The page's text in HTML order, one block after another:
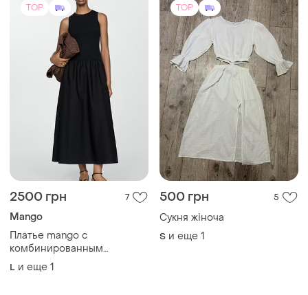
TOP
2500 грн 7
Mango
Платье mango с
комбинированным
дизайном: верх — черный
трикотаж в рубчик, низ —
L и еще 1
TOP
500 грн 5
Сукня жіноча
S и еще 1